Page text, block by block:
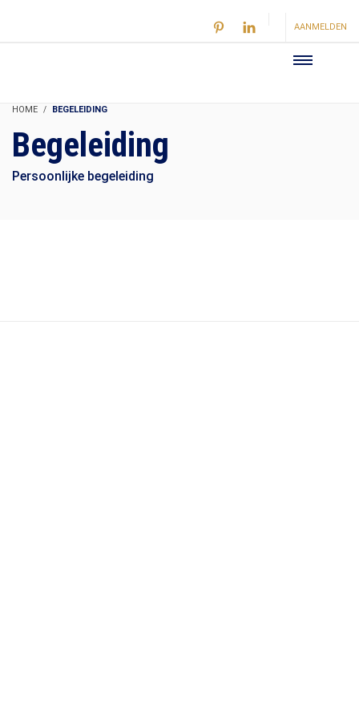
AANMELDEN
HOME BEGELEIDING
Begeleiding
Persoonlijke begeleiding